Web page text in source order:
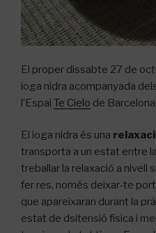
El proper dissabte 27 de
ioga nidra acompanyada
l’Espai Te Cielo de Barcelona.
El ioga nidra és una
transporta a un estat entre
treballar la relaxació a nivell
fer res, només deixar-te
que apareixaran durant la
estat de dsitensió física i